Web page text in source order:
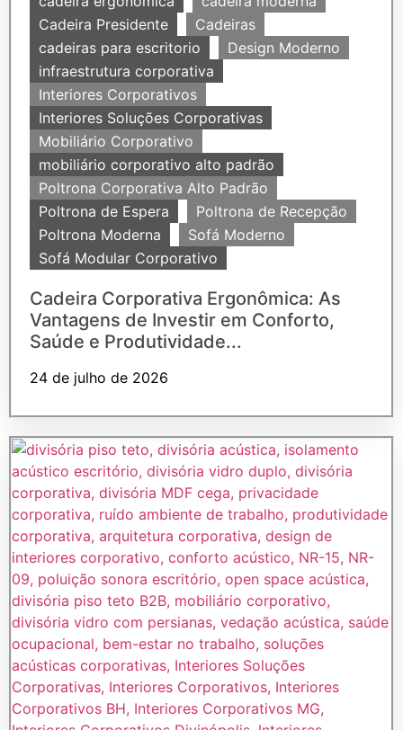
Cadeira Presidente
Cadeiras
cadeiras para escritorio
Design Moderno
infraestrutura corporativa
Interiores Corporativos
Interiores Soluções Corporativas
Mobiliário Corporativo
mobiliário corporativo alto padrão
Poltrona Corporativa Alto Padrão
Poltrona de Espera
Poltrona de Recepção
Poltrona Moderna
Sofá Moderno
Sofá Modular Corporativo
Cadeira Corporativa Ergonômica: As
Vantagens de Investir em Conforto,
Saúde e Produtividade...
24 de julho de 2026